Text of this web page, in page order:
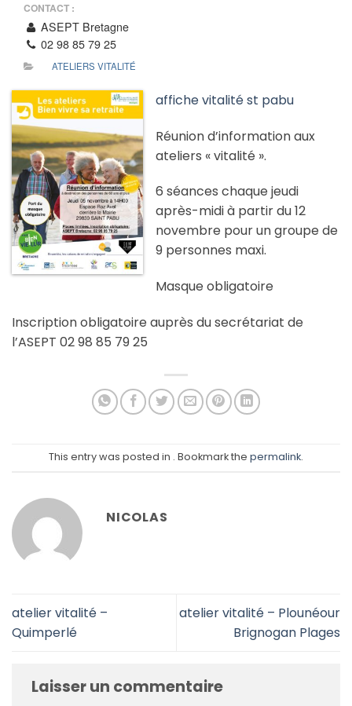
CONTACT :
ASEPT Bretagne
02 98 85 79 25
ATELIERS VITALITÉ
affiche vitalité st pabu
Réunion d’information aux
ateliers « vitalité ».
6 séances chaque jeudi
après-midi à partir du 12
novembre pour un groupe de
9 personnes maxi.
Masque obligatoire
Inscription obligatoire auprès du secrétariat de
l’ASEPT 02 98 85 79 25
This entry was posted in . Bookmark the permalink.
NICOLAS
atelier vitalité –
Quimperlé
atelier vitalité – Plounéour
Brignogan Plages
Laisser un commentaire